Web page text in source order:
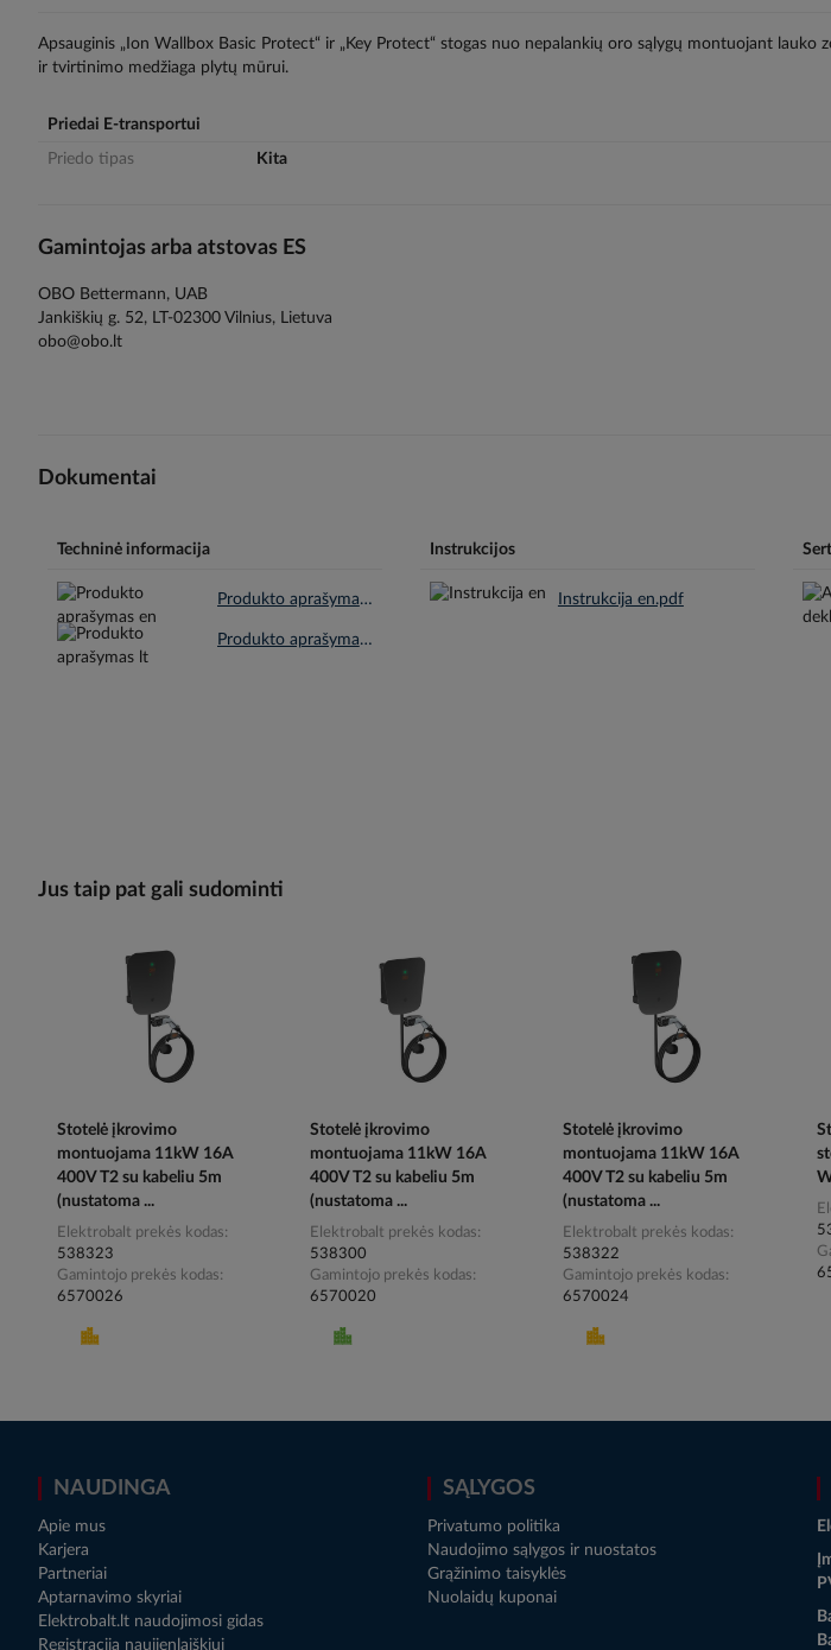
images
gallery
Apsauginis „Ion Wallbox Basic Protect“ ir „Key Protect“ stogas nuo nepalankių oro sąlygų montuojant lauko
ir tvirtinimo medžiaga plytų mūrui.
Priedai E-transportui
Priedo tipas Kita
Gamintojas arba atstovas ES
OBO Bettermann, UAB
Jankiškių g. 52, LT-02300 Vilnius, Lietuva
obo@obo.lt
Dokumentai
Techninė informacija
Produkto aprašymas en.pdf
Produkto aprašymas lt.pdf
Instrukcijos
Instrukcija en.pdf
Jus taip pat gali sudominti
Stotelė įkrovimo
montuojama 11kW 16A
400V T2 su kabeliu 5m
(nustatoma ...
Elektrobalt prekės kodas
538323
Gamintojo prekės kodas
6570026
Stotelė įkrovimo
montuojama 11kW 16A
400V T2 su kabeliu 5m
(nustatoma ...
Elektrobalt prekės kodas
538300
Gamintojo prekės kodas
6570020
Stotelė įkrovimo
montuojama 11kW 16A
400V T2 su kabeliu 5m
(nustatoma ...
Elektrobalt prekės kodas
538322
Gamintojo prekės kodas
6570024
NAUDINGA
Apie mus
Karjera
Partneriai
Aptarnavimo skyriai
Elektrobalt.lt naudojimosi gidas
Registracija naujienlaiškiui
SĄLYGOS
Privatumo politika
Naudojimo sąlygos ir nuostatos
Grąžinimo taisyklės
Nuolaidų kuponai